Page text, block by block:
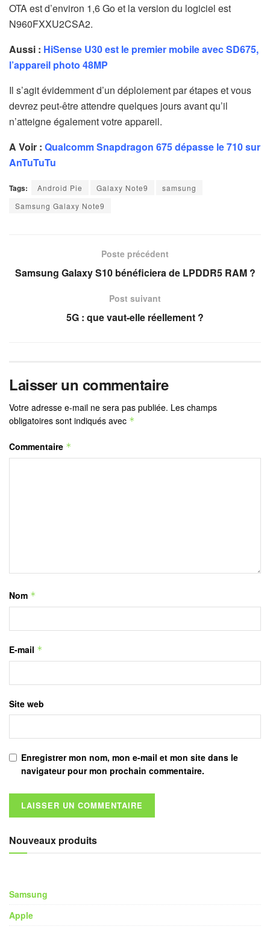
OTA est d’environ 1,6 Go et la version du logiciel est
N960FXXU2CSA2.
Aussi : HiSense U30 est le premier mobile avec SD675,
l’appareil photo 48MP
Il s’agit évidemment d’un déploiement par étapes et vous
devrez peut-être attendre quelques jours avant qu’il
n’atteigne également votre appareil.
A Voir : Qualcomm Snapdragon 675 dépasse le 710 sur
AnTuTuTu
Tags: Android Pie Galaxy Note9
samsung
Samsung Galaxy Note9
Poste précédent
Samsung Galaxy S10 bénéficiera de LPDDR5 RAM ?
Post suivant
5G : que vaut-elle réellement ?
Laisser un commentaire
Votre adresse e-mail ne sera pas publiée. Les champs
obligatoires sont indiqués avec *
Commentaire *
Nom *
E-mail *
Site web
Enregistrer mon nom, mon e-mail et mon site dans le
navigateur pour mon prochain commentaire.
Nouveaux produits
Samsung
Apple